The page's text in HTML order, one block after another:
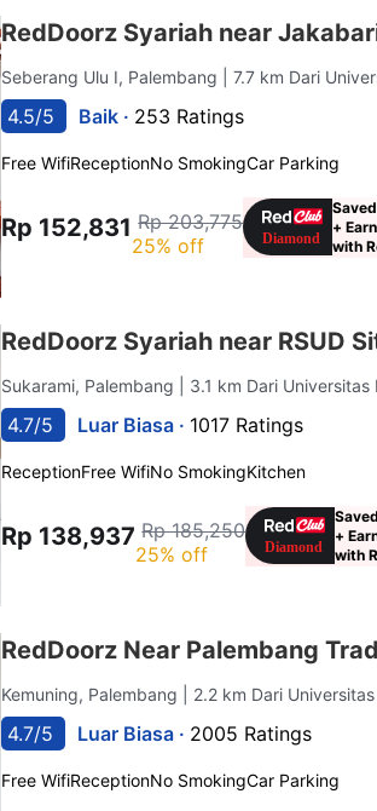
RedDoorz Syariah near
Seberang Ulu I, Palembang | 7.7 km Dari
4.5/5 Baik · 253 Ratings
Free WifiReceptionNo SmokingCar Parking
Rp 152,831 Rp 203,775
25% off
+
with
RedDoorz Syariah near RSUD
Sukarami, Palembang | 3.1 km Dari Universitas
4.7/5 Luar Biasa · 1017 Ratings
ReceptionFree WifiNo SmokingKitchen
Rp 138,937 Rp 185,250
25% off
+
with
RedDoorz Near Palembang
Kemuning, Palembang | 2.2 km Dari
4.7/5 Luar Biasa · 2005 Ratings
Free WifiReceptionNo SmokingCar Parking